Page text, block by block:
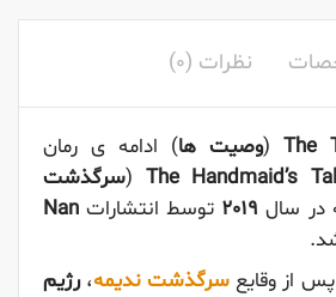
نظرات (0)
The
(وصیت ها) ادامه ی رمان
The Handmaid’s
(سرگذشت
در سال 2019 توسط انتشارات Nan
پس از وقایع سرگذشت ندیمه،رژیم